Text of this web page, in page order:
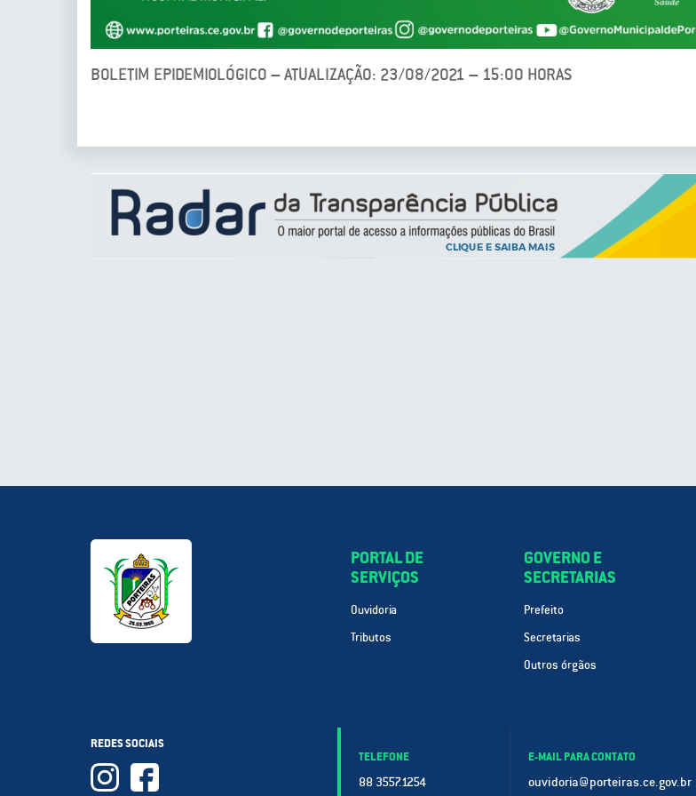
BOLETIM EPIDEMIOLÓGICO – ATUALIZAÇÃO: 23/08/2021 – 15:00 HORAS
PORTAL DE
SERVIÇOS
Ouvidoria
Tributos
GOVERNO E
SECRETARIAS
Prefeito
Secretarias
Outros órgãos
REDES SOCIAIS
TELEFONE
88 3557.1254
E-MAIL PARA CONTATO
ouvidoria@porteiras.ce.gov.br